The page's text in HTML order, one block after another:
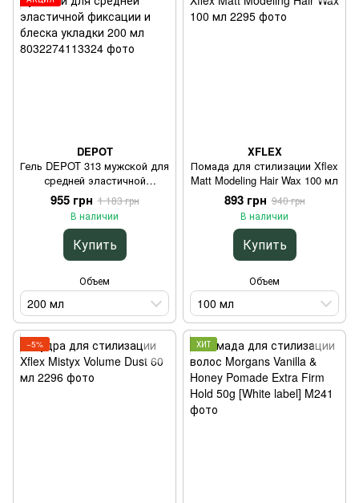
DEPOT
Гель DEPOT 313 мужской для
средней эластичной
фиксации и блеска укладки
200 мл
955 грн 1 183 грн
В наличии
Купить
Объем
200 мл
XFLEX
Помада для стилизации Xflex
Matt Modeling Hair Wax 100 мл
893 грн 940 грн
В наличии
Купить
Объем
100 мл
−5% ХИТ